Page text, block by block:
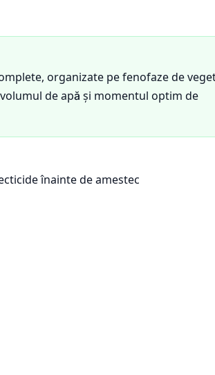
organizate pe fenofaze de
de apă și momentul optim de
înainte de amestec